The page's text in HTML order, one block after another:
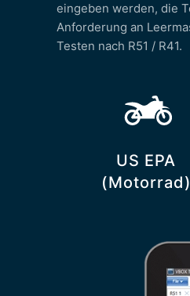
eingeben werden, die
Anforderung an
Testen nach R51 / R41.
US EPA
(Motorrad)